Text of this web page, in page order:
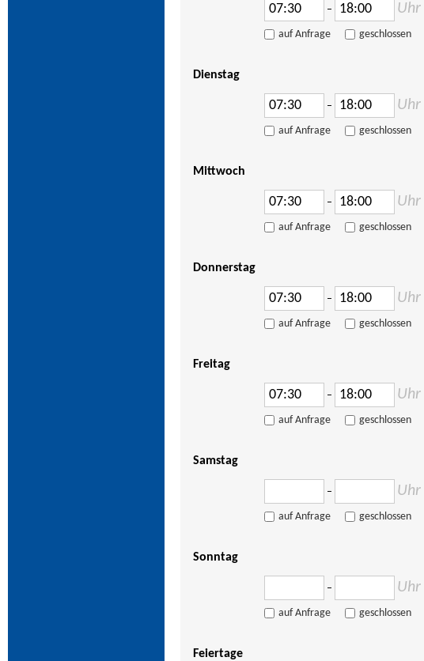
– Uhr
auf Anfrage geschlossen
Dienstag
– Uhr
auf Anfrage geschlossen
Mittwoch
– Uhr
auf Anfrage geschlossen
Donnerstag
– Uhr
auf Anfrage geschlossen
Freitag
– Uhr
auf Anfrage geschlossen
Samstag
– Uhr
auf Anfrage geschlossen
Sonntag
– Uhr
auf Anfrage geschlossen
Feiertage